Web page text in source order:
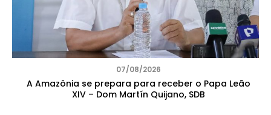
07/08/2026
A Amazônia se prepara para receber o Papa Leão
XIV – Dom Martín Quijano, SDB